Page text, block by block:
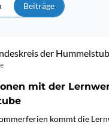
Beiträge
der
mit der
kommt die